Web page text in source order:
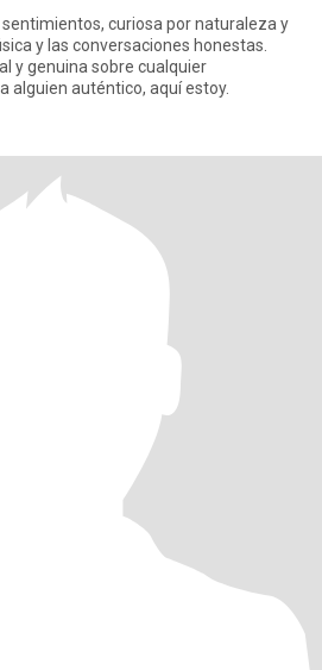
curiosa por naturaleza y
y las conversaciones honestas.
y genuina sobre cualquier
alguien auténtico, aquí estoy.